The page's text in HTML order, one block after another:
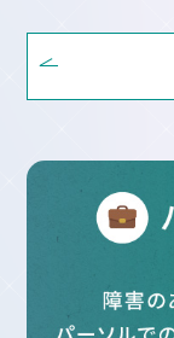
ペ
ー
ジ
り